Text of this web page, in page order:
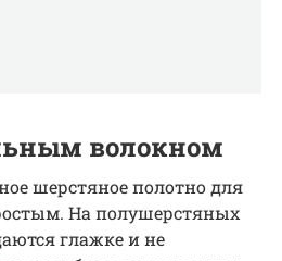
волокном
шерстяное полотно для
На полушерстяных
глажке и не